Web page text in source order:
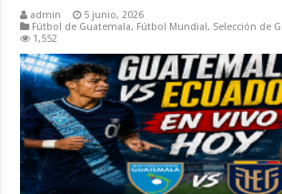
admin
5 junio, 2026
Fútbol de Guatemala, Fútbol Mundial, Selección de
1,552